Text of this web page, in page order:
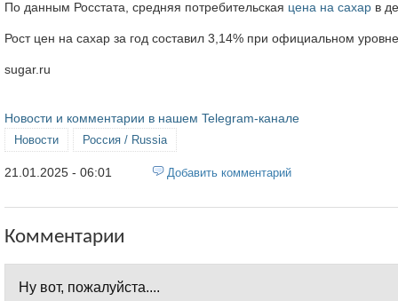
По данным Росстата, средняя потребительская цена на сахар в
Рост цен на сахар за год составил 3,14% при официальном
sugar.ru
Новости и комментарии в нашем Telegram-канале
Новости Россия / Russia
21.01.2025 - 06:01 Добавить комментарий
Комментарии
Ну вот, пожалуйста....